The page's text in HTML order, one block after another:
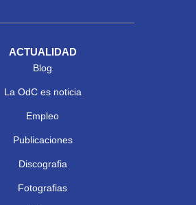
ACTUALIDAD
Blog
La OdC es noticia
Empleo
Publicaciones
Discografia
Fotografias